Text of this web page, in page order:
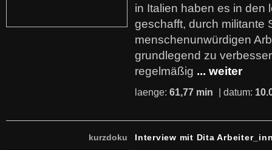
in Italien haben es in den
geschafft, durch militante
menschenunwürdigen
grundlegend zu
regelmäßig ... weiter
laenge: 61,77 min | datum:
kurzdoku Interview mit Dita